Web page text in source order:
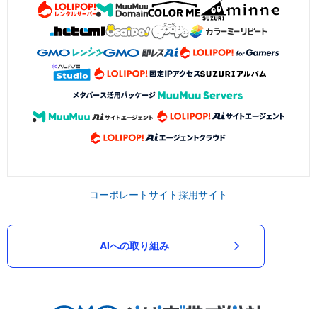
コーポレートサイト採用サイト
AIへの取り組み